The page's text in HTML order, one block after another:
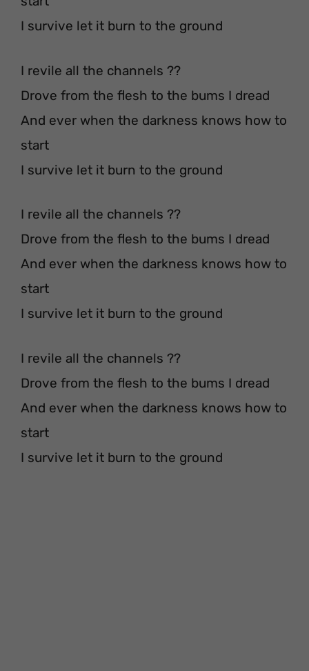
I survive let it burn to the ground
I revile all the channels ??
Drove from the flesh to the bums I dread
And ever when the darkness knows how to
start
I survive let it burn to the ground
I revile all the channels ??
Drove from the flesh to the bums I dread
And ever when the darkness knows how to
start
I survive let it burn to the ground
I revile all the channels ??
Drove from the flesh to the bums I dread
And ever when the darkness knows how to
start
I survive let it burn to the ground